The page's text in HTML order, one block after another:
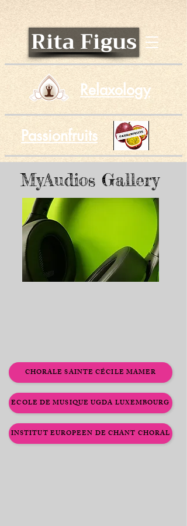
Rita Figus
Relaxology
Passionfruits
MyAudios Gallery
CHORALE SAINTE CÉCILE MAMER
ECOLE DE MUSIQUE UGDA LUXEMBOURG
INSTITUT EUROPEEN DE CHANT CHORAL